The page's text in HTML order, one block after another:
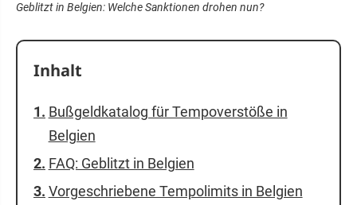
Geblitzt in Belgien: Welche Sanktionen drohen nun?
Inhalt
Bußgeldkatalog für Tempoverstöße in
Belgien
FAQ: Geblitzt in Belgien
Vorgeschriebene Tempolimits in Belgien